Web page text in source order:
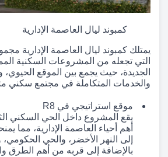
كمبوند ليال العاصمة الإدارية
يمتلك كمبوند ليال العاصمة الإدارية
التي تجعله من المشروعات السكنية
الجديدة، حيث يجمع بين الموقع
والخدمات المتكاملة في مجتمع سكني
موقع استراتيجي في R8
أهم أحياء العاصمة الإدارية، مما
إلى النهر الأخضر، والحي الحكومي،
بالإضافة إلى قربه من أهم الطرق